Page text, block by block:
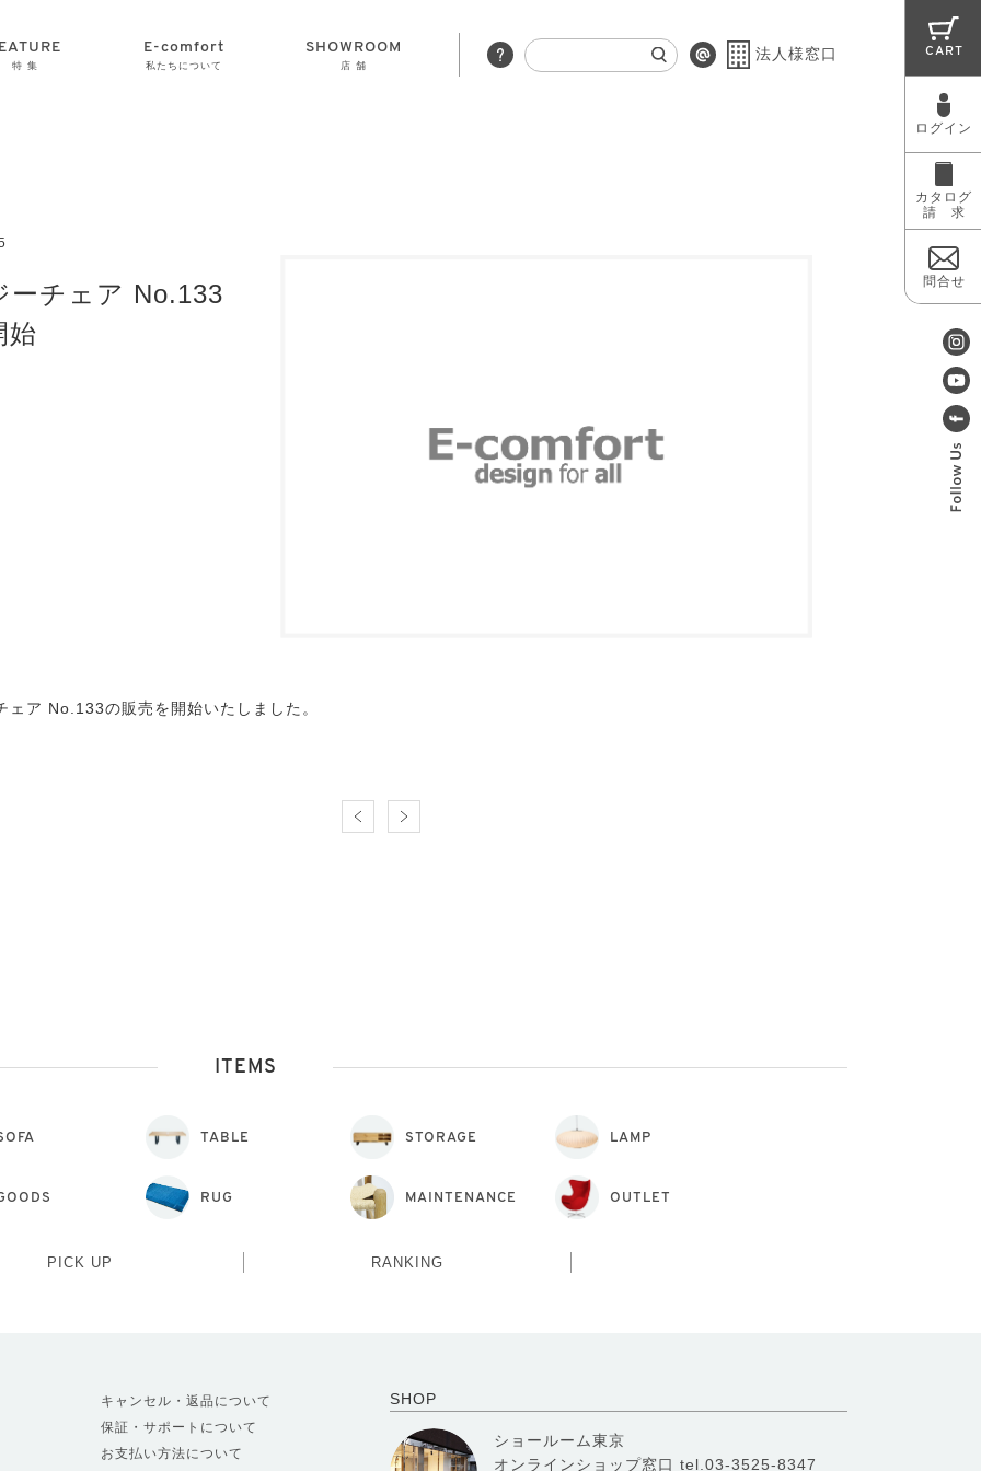
特 集
E-comfort
私たちについて
SHOWROOM
店 舗
法人様窓口 CART
ログイン
カタログ
請 求
問合せ
ーチェア No.133
始
ェア No.133の販売を開始いたしました。
ITEMS
TABLE STORAGE LAMP
RUG MAINTENANCE OUTLET
PICK UP RANKING
SHOP
ショールーム東京
オンラインショップ窓口 tel.03-3525-8347
キャンセル・返品について
保証・サポートについて
お支払い方法について